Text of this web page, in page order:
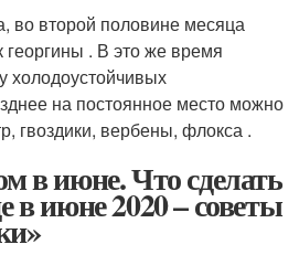
во второй половине месяца
. В это же время
холодоустойчивых
на постоянное место можно
гвоздики, вербены, флокса .
в июне. Что сделать
в июне 2020 – советы